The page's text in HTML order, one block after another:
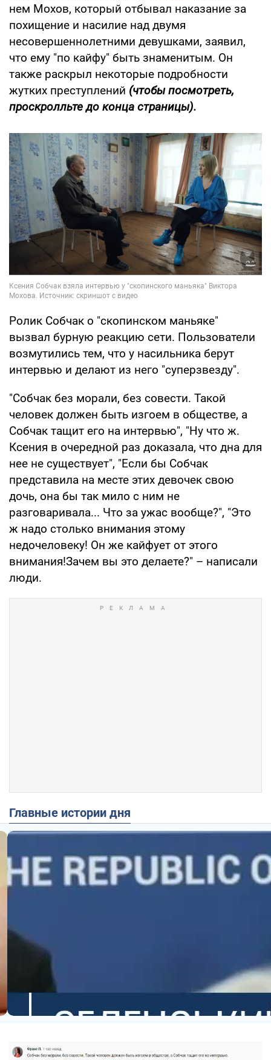
нем Мохов, который отбывал наказание за
похищение и насилие над двумя
несовершеннолетними девушками, заявил,
что ему "по кайфу" быть знаменитым. Он
также раскрыл некоторые подробности
жутких преступлений (чтобы посмотреть,
проскролльте до конца страницы).
Ролик Собчак о "скопинском маньяке"
вызвал бурную реакцию сети. Пользователи
возмутились тем, что у насильника берут
интервью и делают из него "суперзвезду".
"Собчак без морали, без совести. Такой
человек должен быть изгоем в обществе, а
Собчак тащит его на интервью", "Ну что ж.
Ксения в очередной раз доказала, что дна для
нее не существует", "Если бы Собчак
представила на месте этих девочек свою
дочь, она бы так мило с ним не
разговаривала... Что за ужас вообще?", "Это
ж надо столько внимания этому
недочеловеку! Он же кайфует от этого
внимания!Зачем вы это делаете?" – написали
люди.
Главные истории дня